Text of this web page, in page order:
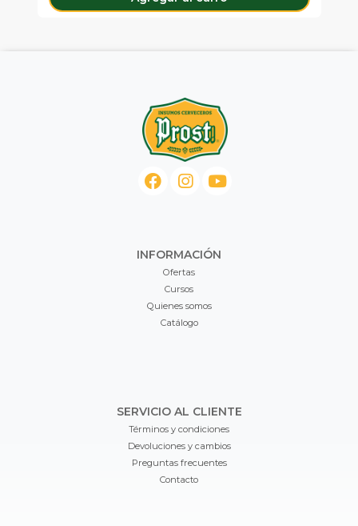
INFORMACIÓN
Ofertas
Cursos
Quienes somos
Catálogo
SERVICIO AL CLIENTE
Términos y condiciones
Devoluciones y cambios
Preguntas frecuentes
Contacto